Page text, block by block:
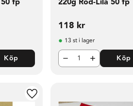
Köp
118 kr
13 st i lager
Köp
Lägg till i favoriter